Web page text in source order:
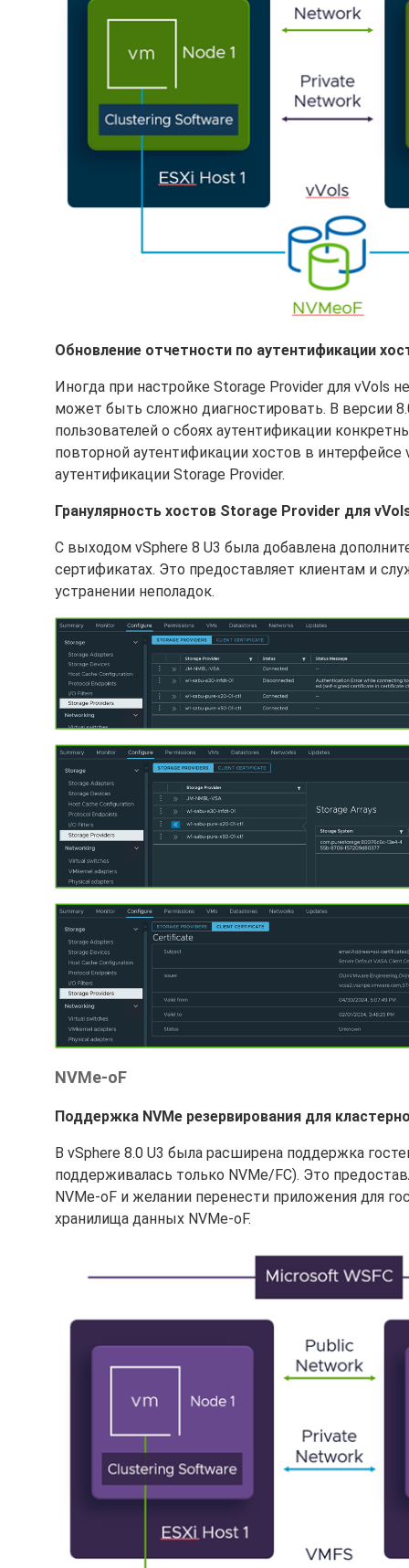
Обновление отчетности по аутентификации
Иногда при настройке Storage Provider для vVols
может быть сложно диагностировать. В версии
пользователей о сбоях аутентификации
повторной аутентификации хостов в
аутентификации Storage Provider.
Гранулярность хостов Storage Provider для
С выходом vSphere 8 U3 была добавлена
сертификатах. Это предоставляет клиентам и
устранении неполадок.
NVMe-oF
Поддержка NVMe резервирования для
В vSphere 8.0 U3 была расширена поддержка
поддерживалась только NVMe/FC). Это
NVMe-oF и желании перенести приложения для
хранилища данных NVMe-oF.